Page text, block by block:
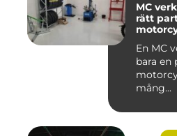
MC
rätt
En MC
bara en
mång...